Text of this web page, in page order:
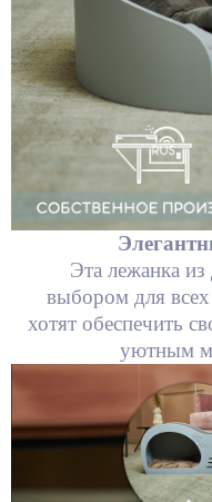
Эта лежанка
выбором для
хотят обеспечить
уютным